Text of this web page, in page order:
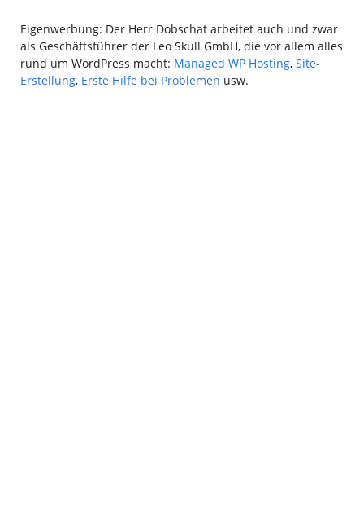
Eigenwerbung: Der Herr Dobschat arbeitet auch und zwar
als Geschäftsführer der Leo Skull GmbH, die vor allem alles
rund um WordPress macht: Managed WP Hosting, Site-
Erstellung, Erste Hilfe bei Problemen usw.